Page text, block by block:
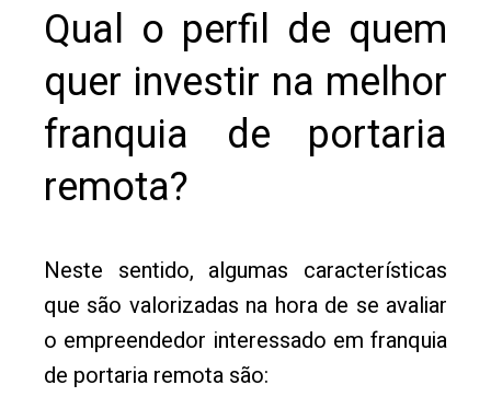
Qual o perfil de quem
quer investir na melhor
franquia de portaria
remota?
Neste sentido, algumas características
que são valorizadas na hora de se avaliar
o empreendedor interessado em franquia
de portaria remota são: